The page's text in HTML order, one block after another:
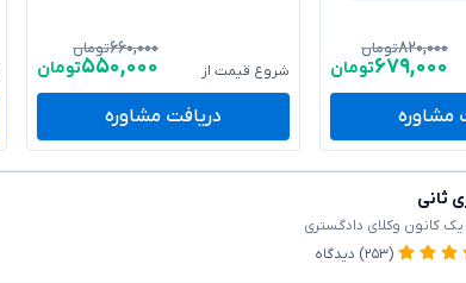
۸۲۰,۰۰۰تومان
۶۷۹,۰۰۰تومان
مشاوره
شروع قیمت از
۶۶۰,۰۰۰تومان
۵۵۰,۰۰۰تومان
دریافت مشاوره
ثانی
یک کانون وکلای دادگستری
(۲۵۳) دیدگاه